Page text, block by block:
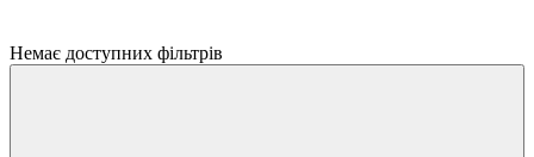
Немає доступних фільтрів